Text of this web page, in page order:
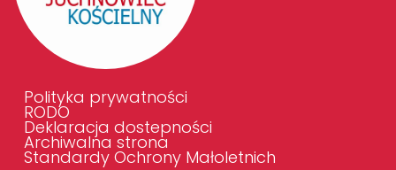
Polityka prywatności
RODO
Deklaracja dostepności
Archiwalna strona
Standardy Ochrony Małoletnich